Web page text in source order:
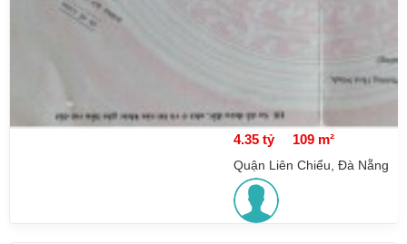
4.35 tỷ 109 m²
Quận Liên Chiểu, Đà Nẵng